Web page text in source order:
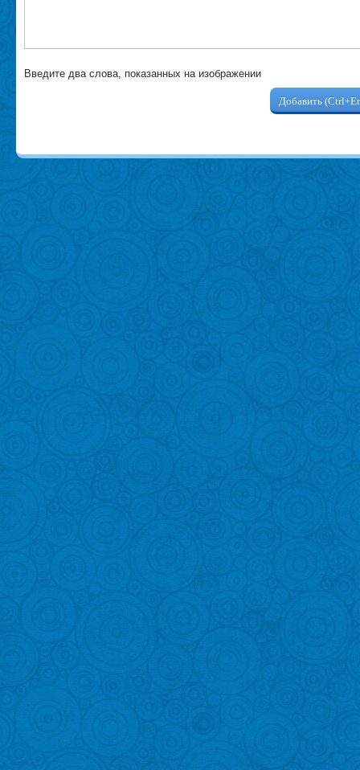
Введите два слова, показанных на изображении
Добавить